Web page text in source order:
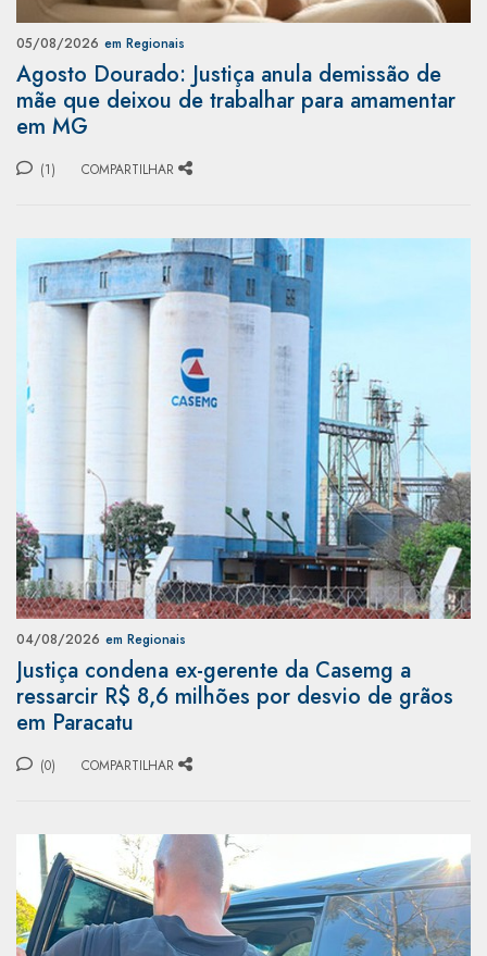
05/08/2026 em Regionais
Agosto Dourado: Justiça anula demissão de
mãe que deixou de trabalhar para amamentar
em MG
(1) COMPARTILHAR
04/08/2026 em Regionais
Justiça condena ex-gerente da Casemg a
ressarcir R$ 8,6 milhões por desvio de grãos
em Paracatu
(0) COMPARTILHAR